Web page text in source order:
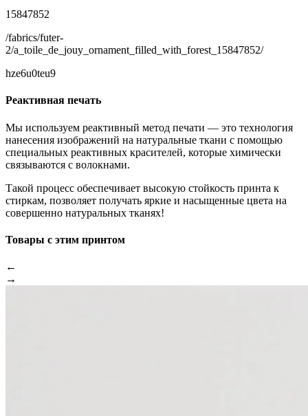
15847852
/fabrics/futer-
2/a_toile_de_jouy_ornament_filled_with_forest_15847852/
hze6u0teu9
Реактивная печать
Мы используем реактивный метод печати — это технология
нанесения изображений на натуральные ткани с помощью
специальных реактивных красителей, которые химически
связываются с волокнами.
Такой процесс обеспечивает высокую стойкость принта к
стиркам, позволяет получать яркие и насыщенные цвета на
совершенно натуральных тканях!
Товары с этим принтом
←
→